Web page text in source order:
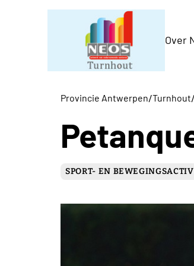
Over
Provincie Antwerpen/Turnhout/
SPORT- EN